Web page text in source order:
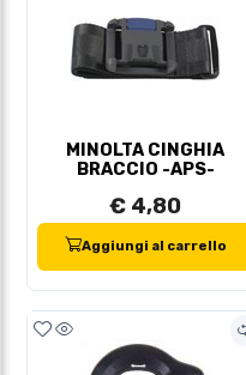
MINOLTA CINGHIA
BRACCIO -APS-
€ 4,80
Aggiungi al carrello